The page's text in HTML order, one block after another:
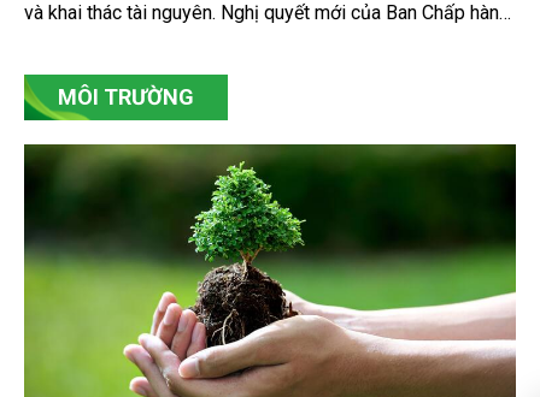
và khai thác tài nguyên. Nghị quyết mới của Ban Chấp hành
tăng trưởng của tỉnh đến năm 2030, tầm nhìn đến năm
2045.
MÔI TRƯỜNG